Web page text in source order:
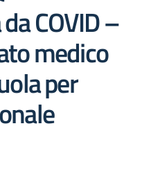
COVID –
medico
per